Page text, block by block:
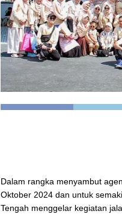
Dalam rangka menyambut
Oktober 2024 dan untuk
Tengah menggelar kegiatan